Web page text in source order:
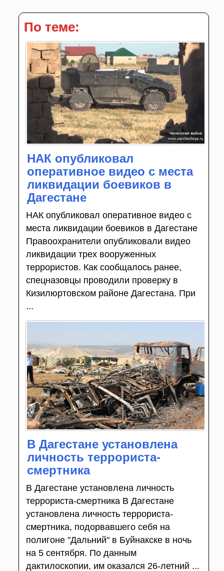
По теме:
НАК опубликовал
оперативное видео с места
ликвидации боевиков в
Дагестане
НАК опубликовал оперативное видео с
места ликвидации боевиков в Дагестане
Правоохранители опубликовали видео
ликвидации трех вооруженных
террористов. Как сообщалось ранее,
спецназовцы проводили проверку в
Кизилюртовском районе Дагестана. При
...
В Дагестане установлена
личность террориста-
смертника
В Дагестане установлена личность
террориста-смертника В Дагестане
установлена личность террориста-
смертника, подорвавшего себя на
полигоне "Дальний" в Буйнакске в ночь
на 5 сентября. По данным
дактилоскопии, им оказался 26-летний ...